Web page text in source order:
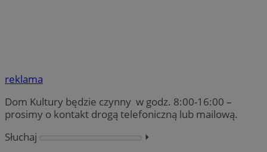
reklama
Dom Kultury będzie czynny w godz. 8:00-16:00 –
prosimy o kontakt drogą telefoniczną lub mailową.
Słuchaj
⏵︎